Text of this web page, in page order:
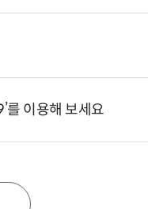
를 이용해 보세요